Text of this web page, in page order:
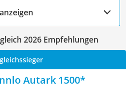
2026 Empfehlungen
Autark 1500